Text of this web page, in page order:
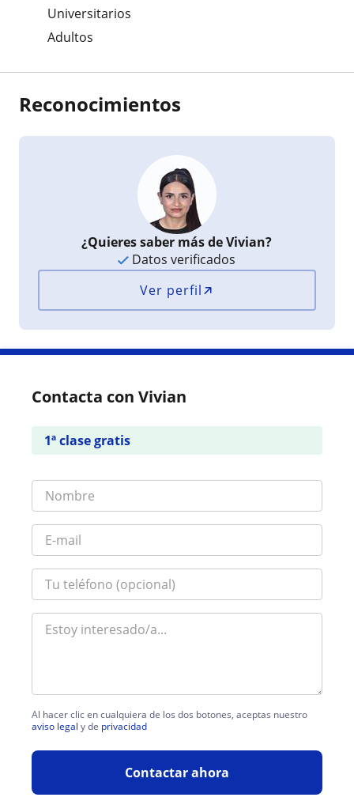
Universitarios
Adultos
Reconocimientos
¿Quieres saber más de Vivian?
Datos verificados
Ver perfil
Contacta con Vivian
1ª clase gratis
Al hacer clic en cualquiera de los dos botones, aceptas nuestro
aviso legal y de privacidad
Contactar ahora